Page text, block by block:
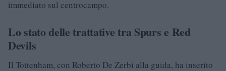
immediato sul centrocampo.
Lo stato delle trattative tra Spurs e Red
Devils
Il Tottenham, con Roberto De Zerbi alla guida, ha inserito